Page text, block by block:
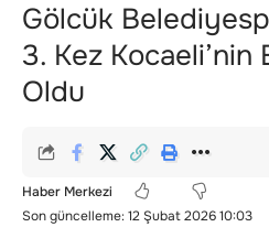
Gölcük
3. Kez Kocaeli’nin
Oldu
Son güncelleme: 12 Şubat 2026 10:03
Haber Merkezi